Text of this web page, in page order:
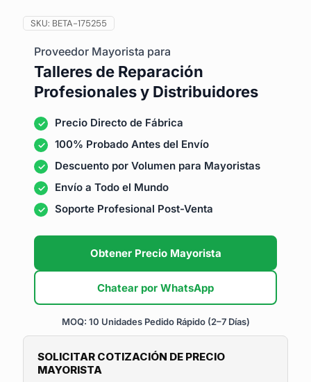
SKU: BETA-175255
Proveedor Mayorista para
Talleres de Reparación
Profesionales y Distribuidores
Precio Directo de Fábrica
100% Probado Antes del Envío
Descuento por Volumen para Mayoristas
Envío a Todo el Mundo
Soporte Profesional Post-Venta
Obtener Precio Mayorista
Chatear por WhatsApp
MOQ: 10 Unidades Pedido Rápido (2–7 Días)
SOLICITAR COTIZACIÓN DE PRECIO
MAYORISTA